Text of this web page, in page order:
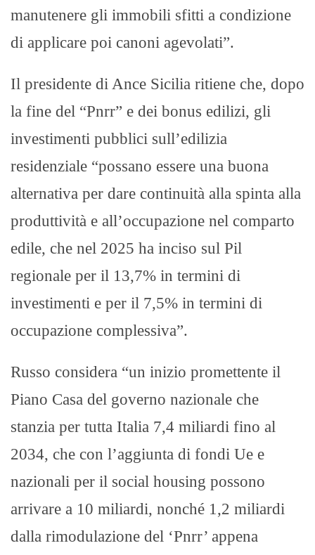
manutenere gli immobili sfitti a condizione
di applicare poi canoni agevolati”.
Il presidente di Ance Sicilia ritiene che, dopo
la fine del “Pnrr” e dei bonus edilizi, gli
investimenti pubblici sull’edilizia
residenziale “possano essere una buona
alternativa per dare continuità alla spinta alla
produttività e all’occupazione nel comparto
edile, che nel 2025 ha inciso sul Pil
regionale per il 13,7% in termini di
investimenti e per il 7,5% in termini di
occupazione complessiva”.
Russo considera “un inizio promettente il
Piano Casa del governo nazionale che
stanzia per tutta Italia 7,4 miliardi fino al
2034, che con l’aggiunta di fondi Ue e
nazionali per il social housing possono
arrivare a 10 miliardi, nonché 1,2 miliardi
dalla rimodulazione del ‘Pnrr’ appena